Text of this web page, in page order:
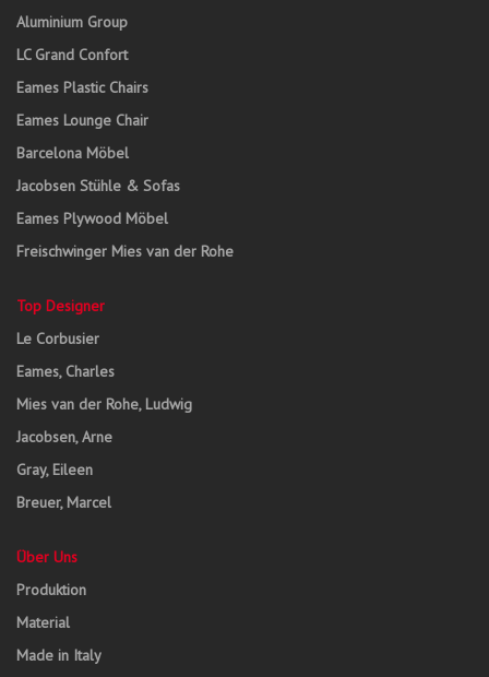
Aluminium Group
LC Grand Confort
Eames Plastic Chairs
Eames Lounge Chair
Barcelona Möbel
Jacobsen Stühle & Sofas
Eames Plywood Möbel
Freischwinger Mies van der Rohe
Top Designer
Le Corbusier
Eames, Charles
Mies van der Rohe, Ludwig
Jacobsen, Arne
Gray, Eileen
Breuer, Marcel
Über Uns
Produktion
Material
Made in Italy